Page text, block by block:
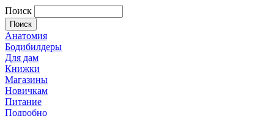
Поиск
Анатомия
Бодибилдеры
Для дам
Книжки
Магазины
Новичкам
Питание
Подробно